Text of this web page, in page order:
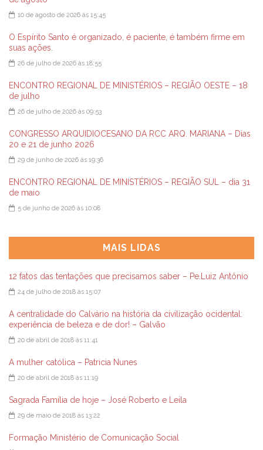
10 de agosto de 2026 às 15:45
O Espírito Santo é organizado, é paciente, é também firme em
suas ações.
26 de julho de 2026 às 18:55
ENCONTRO REGIONAL DE MINISTÉRIOS – REGIÃO OESTE – 18
de julho
26 de julho de 2026 às 09:53
CONGRESSO ARQUIDIOCESANO DA RCC ARQ. MARIANA – Dias
20 e 21 de junho 2026
29 de junho de 2026 às 19:36
ENCONTRO REGIONAL DE MINISTÉRIOS – REGIÃO SUL – dia 31
de maio
5 de junho de 2026 às 10:08
MAIS LIDAS
12 fatos das tentações que precisamos saber – Pe.Luiz Antônio
24 de julho de 2018 às 15:07
A centralidade do Calvário na história da civilização ocidental:
experiência de beleza e de dor! – Galvão
20 de abril de 2018 às 11:41
A mulher católica – Patricia Nunes
20 de abril de 2018 às 11:19
Sagrada Família de hoje – José Roberto e Leila
29 de maio de 2018 às 13:22
Formação Ministério de Comunicação Social